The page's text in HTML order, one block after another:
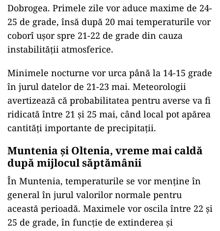
Dobrogea. Primele zile vor aduce maxime de 24-
25 de grade, însă după 20 mai temperaturile vor
coborî ușor spre 21-22 de grade din cauza
instabilității atmosferice.
Minimele nocturne vor urca până la 14-15 grade
în jurul datelor de 21-23 mai. Meteorologii
avertizează că probabilitatea pentru averse va fi
ridicată între 21 și 25 mai, când local pot apărea
cantități importante de precipitații.
Muntenia și Oltenia, vreme mai caldă
după mijlocul săptămânii
În Muntenia, temperaturile se vor menține în
general în jurul valorilor normale pentru
această perioadă. Maximele vor oscila între 22 și
25 de grade, în funcție de extinderea și